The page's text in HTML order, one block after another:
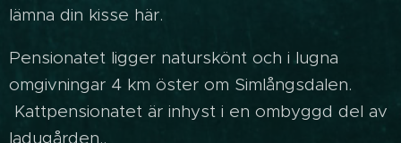
lämna din kisse här.
Pensionatet ligger naturskönt och i lugna
omgivningar 4 km öster om Simlångsdalen.
Kattpensionatet är inhyst i en ombyggd del av
ladugården..